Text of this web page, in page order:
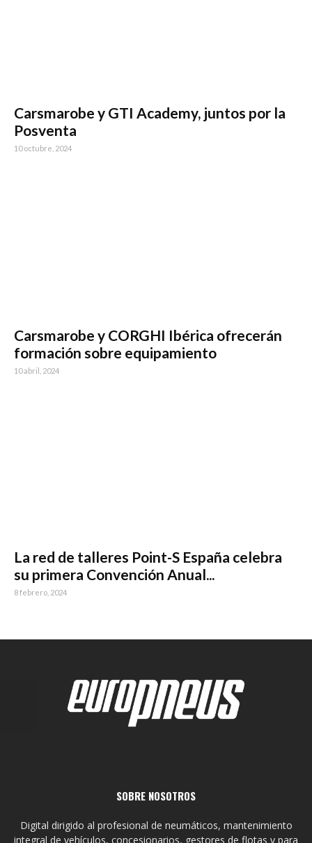
Carsmarobe y GTI Academy, juntos por la
Posventa
10 octubre, 2024
Carsmarobe y CORGHI Ibérica ofrecerán
formación sobre equipamiento
10 abril, 2024
La red de talleres Point-S España celebra
su primera Convención Anual...
8 febrero, 2024
SOBRE NOSOTROS
Digital dirigido al profesional de neumáticos, mantenimiento
integral de vehículos, concesionarios, gestores de flotas y para